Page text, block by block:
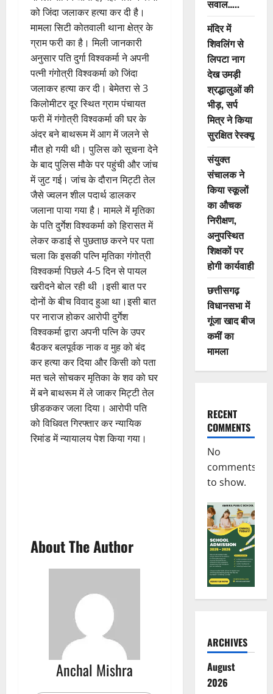
को जिंदा जलाकर हत्या कर दी है।
मामला सिटी कोतवाली थाना क्षेत्र के
ग्राम फरी का है। मिली जानकारी
अनुसार पति दुर्गा विश्वकर्मा ने अपनी
पत्नी गंगोत्री विश्वकर्मा को जिंदा
जलाकर हत्या कर दी। बेमेतरा से 3
किलोमीटर दूर स्थित ग्राम पंचायत
फरी में गंगोत्री विश्वकर्मा की घर के
अंदर बने बाथरूम में आग में जलने से
मौत हो गयी थी। पुलिस को सूचना देने
के बाद पुलिस मौके पर पहुंची और जांच
में जुट गई। जांच के दौरान मिट्टी तेल
जैसे ज्वलन शील पदार्थ डालकर
जलाना पाया गया है। मामले में मृतिका
के पति दुर्गेश विश्वकर्मा को हिरासत में
लेकर कडाई से पुछताछ करने पर पता
चला कि इसकी पत्नि मृतिका गंगोत्री
विश्वकर्मा पिछले 4-5 दिन से पायल
खरीदने बोल रही थी ।इसी बात पर
दोनों के बीच विवाद हुआ था।इसी बात
पर नाराज होकर आरोपी दुर्गेश
विश्वकर्मा द्वारा अपनी पत्नि के उपर
बैठकर बलपूर्वक नाक व मुह को बंद
कर हत्या कर दिया और किसी को पता
मत चले सोचकर मृतिका के शव को घर
में बने बाथरूम में ले जाकर मिट्टी तेल
छीडककर जला दिया। आरोपी पति
को विधिवत गिरफ्तार कर न्यायिक
रिमांड में न्यायालय पेश किया गया।
About The Author
Anchal Mishra
सवाल…..
मंदिर में
शिवलिंग से
लिपटा नाग
देख उमड़ी
श्रद्धालुओं की
भीड़, सर्प
मित्र ने किया
सुरक्षित रेस्क्यू
संयुक्त
संचालक ने
किया स्कूलों
का औचक
निरीक्षण,
अनुपस्थित
शिक्षकों पर
होगी कार्यवाही
छत्तीसगढ़
विधानसभा में
गूंजा खाद बीज
कमीं का
मामला
RECENT
COMMENTS
No
comments
to show.
ARCHIVES
August
2026